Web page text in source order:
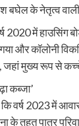
बघेल के नेतृत्व
2020 में हाउसिंग
और कॉलोनी
जहां मुख्य रूप से
कब्जा’
कि वर्ष 2023 में
के तहत पात्र